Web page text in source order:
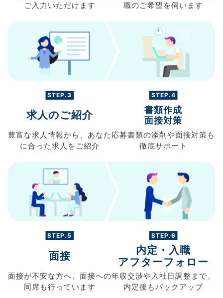
ご入力 いただけます
職のご希望を伺います
STEP.3
求人のご紹介
豊富な求人情報から、 あなた
に合った求人を ご紹介
STEP.4
書類作成
面接対策
応募書類の添削や面接対策も
徹底サポート
STEP.5
面接
面接が不安な方へ、 面接への
同席も行っています
STEP.6
内定・入職
アフターフォロー
年収交渉や入社日調整まで、
内定後もバックアップ